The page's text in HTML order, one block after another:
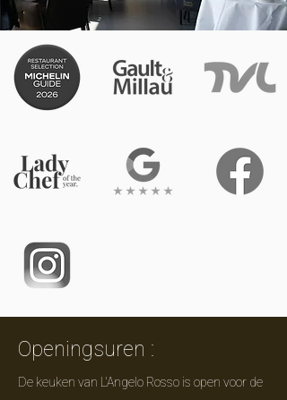
Openingsuren :
De keuken van L'Angelo Rosso is open voor de